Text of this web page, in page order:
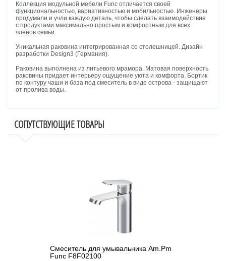
Коллекция модульной мебели Func отличается своей
функциональностью, вариативностью и мобильностью. Инженеры
продумали и учли каждую деталь, чтобы сделать взаимодействие
с продуктами максимально простым и комфортным для всех
членов семьи.
Уникальная раковина интегрированная со столешницей. Дизайн
разработки Design3 (Германия).
Раковина выполнена из литьевого мрамора. Матовая поверхность
раковины придает интерьеру ощущение уюта и комфорта. Бортик
по контуру чаши и база под смеситель в виде острова - защищают
от пролива воды.
СОПУТСТВУЮЩИЕ ТОВАРЫ
Смеситель для умывальника Am.Pm
Func F8F02100